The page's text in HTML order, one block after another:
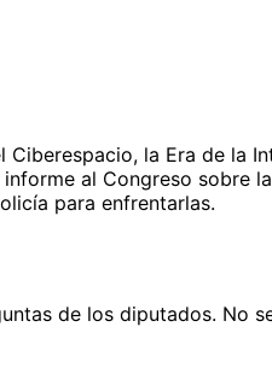
la Era de la
al Congreso sobre
para enfrentarlas.
de los diputados. No